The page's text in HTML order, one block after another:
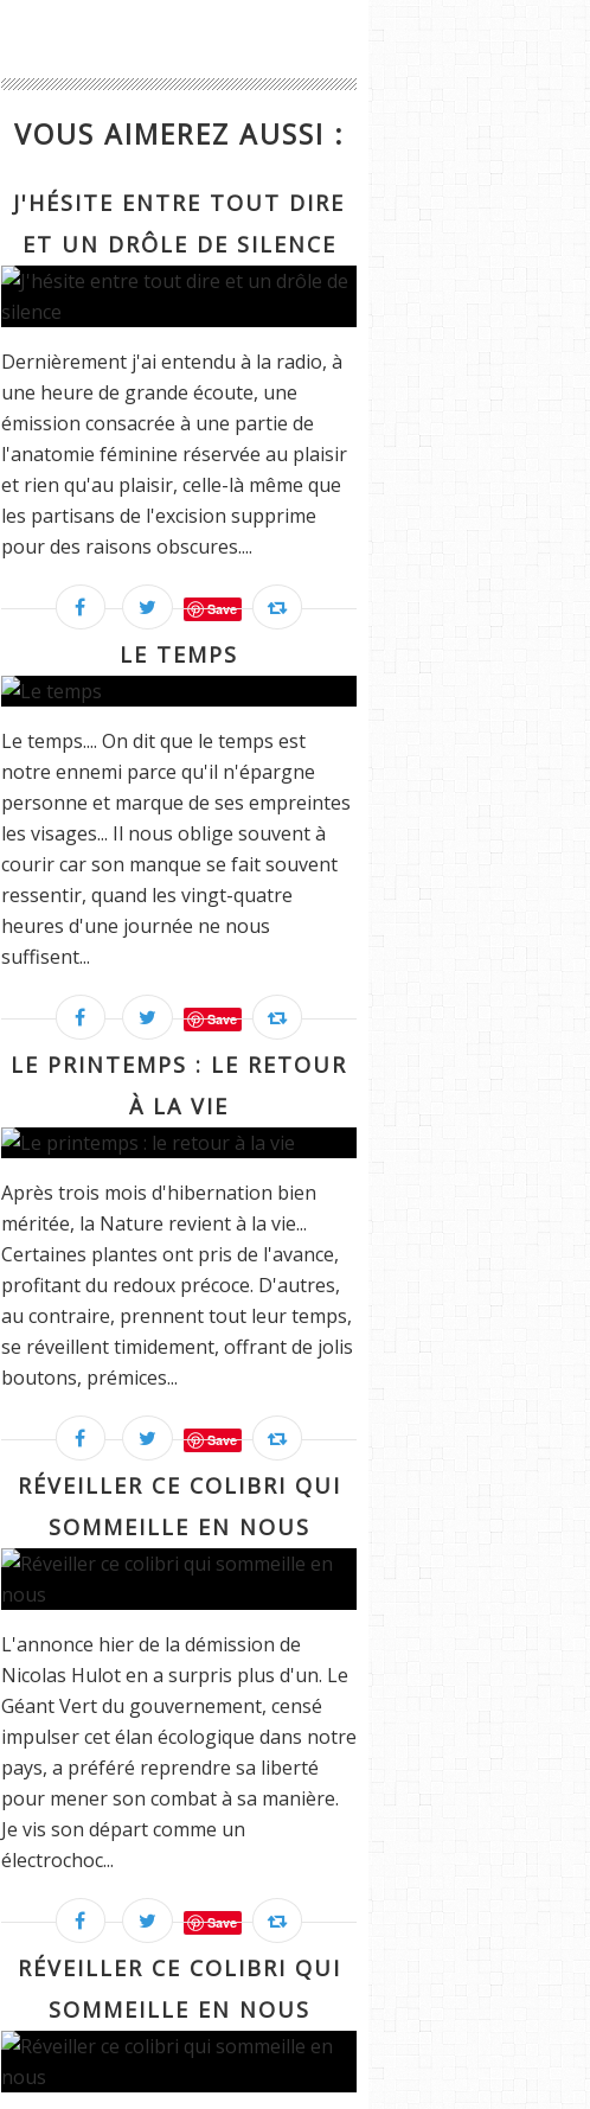
VOUS AIMEREZ AUSSI :
J'HÉSITE ENTRE TOUT DIRE
ET UN DRÔLE DE SILENCE
Dernièrement j'ai entendu à la radio, à
une heure de grande écoute, une
émission consacrée à une partie de
l'anatomie féminine réservée au plaisir
et rien qu'au plaisir, celle-là même que
les partisans de l'excision supprime
pour des raisons obscures....
Save
LE TEMPS
Le temps.... On dit que le temps est
notre ennemi parce qu'il n'épargne
personne et marque de ses empreintes
les visages... Il nous oblige souvent à
courir car son manque se fait souvent
ressentir, quand les vingt-quatre
heures d'une journée ne nous
suffisent...
Save
LE PRINTEMPS : LE RETOUR
À LA VIE
Après trois mois d'hibernation bien
méritée, la Nature revient à la vie...
Certaines plantes ont pris de l'avance,
profitant du redoux précoce. D'autres,
au contraire, prennent tout leur temps,
se réveillent timidement, offrant de jolis
boutons, prémices...
Save
RÉVEILLER CE COLIBRI QUI
SOMMEILLE EN NOUS
L'annonce hier de la démission de
Nicolas Hulot en a surpris plus d'un. Le
Géant Vert du gouvernement, censé
impulser cet élan écologique dans notre
pays, a préféré reprendre sa liberté
pour mener son combat à sa manière.
Je vis son départ comme un
électrochoc...
Save
RÉVEILLER CE COLIBRI QUI
SOMMEILLE EN NOUS